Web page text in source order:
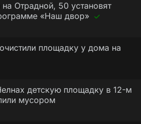
Отрадной, 50 установят
«Наш двор»
площадку у дома на
детскую площадку в 12-м
мусором